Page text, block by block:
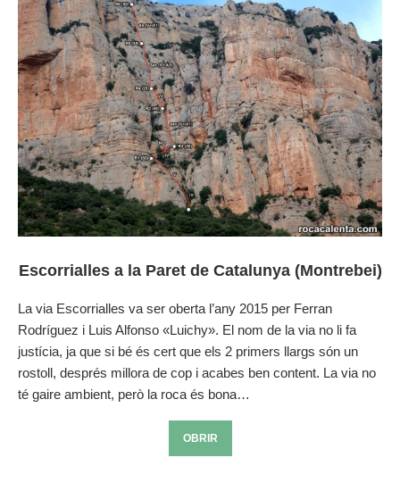
Escorrialles a la Paret de Catalunya (Montrebei)
La via Escorrialles va ser oberta l’any 2015 per Ferran
Rodríguez i Luis Alfonso «Luichy». El nom de la via no li fa
justícia, ja que si bé és cert que els 2 primers llargs són un
rostoll, després millora de cop i acabes ben content. La via no
té gaire ambient, però la roca és bona…
OBRIR